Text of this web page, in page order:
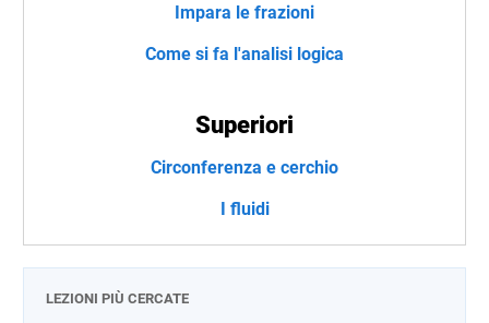
Impara le frazioni
Come si fa l'analisi logica
Superiori
Circonferenza e cerchio
I fluidi
LEZIONI PIÙ CERCATE